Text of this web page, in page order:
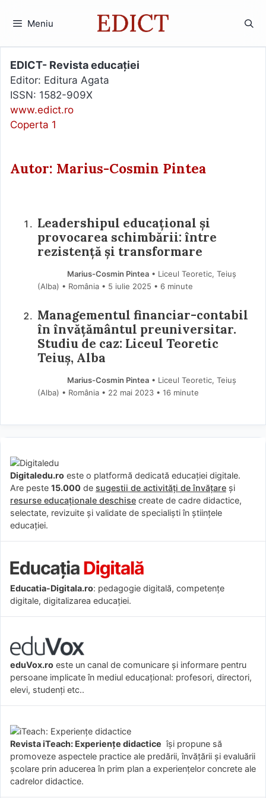
Meniu
EDICT- Revista educației
Editor: Editura Agata
ISSN: 1582-909X
www.edict.ro
Coperta 1
Autor: Marius-Cosmin Pintea
Leadershipul educațional și
provocarea schimbării: între
rezistență și transformare
Marius-Cosmin Pintea• Liceul Teoretic, Teiuș
(Alba) • România
5 iulie 2025 • 6 minute
Managementul financiar-contabil
în învățământul preuniversitar.
Studiu de caz: Liceul Teoretic
Teiuș, Alba
Marius-Cosmin Pintea• Liceul Teoretic, Teiuș
(Alba) • România
22 mai 2023 • 16 minute
Digitaledu.ro este o platformă dedicată educației digitale.
Are peste 15.000 de sugestii de activități de învățare și
resurse educaționale deschise create de cadre didactice,
selectate, revizuite și validate de specialiști în științele
educației.
Educatia-Digitala.ro: pedagogie digitală, competențe
digitale, digitalizarea educației.
eduVox.ro este un canal de comunicare și informare pentru
persoane implicate în mediul educațional: profesori, directori,
elevi, studenți etc..
Revista iTeach: Experienţe didactice îşi propune să
promoveze aspectele practice ale predării, învăţării şi evaluării
şcolare prin aducerea în prim plan a experienţelor concrete ale
cadrelor didactice.